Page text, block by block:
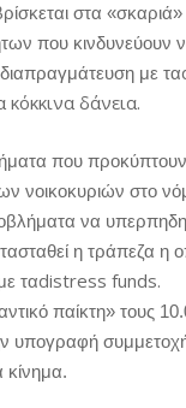
στα «σκαριά»
που κινδυνεύουν
με τα
δάνεια.
που
στο νόμο
να
η τράπεζα η
ταdistress funds.
παίκτη» τους
υπογραφή
κίνημα.